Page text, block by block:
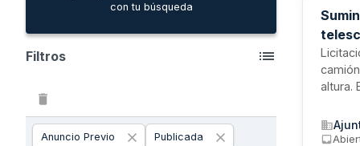
con tu búsqueda
Filtros
Anuncio Previo Publicada
altura.